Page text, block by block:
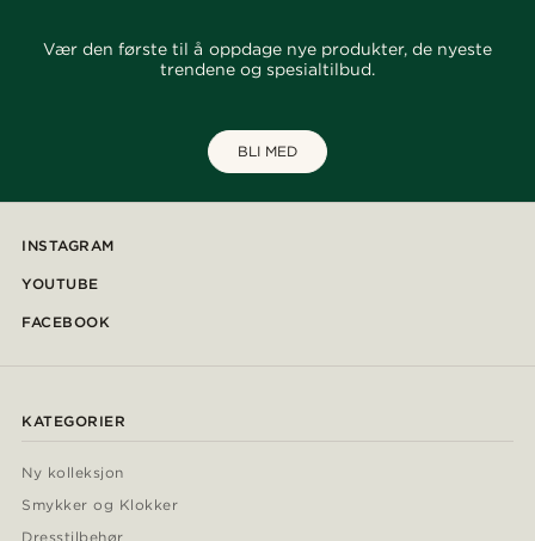
Vær den første til å oppdage nye produkter, de nyeste
trendene og spesialtilbud.
BLI MED
INSTAGRAM
YOUTUBE
FACEBOOK
KATEGORIER
Ny kolleksjon
Smykker og Klokker
Dresstilbehør